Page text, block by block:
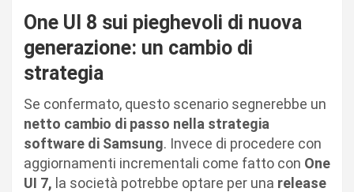
One UI 8 sui pieghevoli di nuova
generazione: un cambio di
strategia
Se confermato, questo scenario segnerebbe un
netto cambio di passo nella strategia
software di Samsung. Invece di procedere con
aggiornamenti incrementali come fatto con One
UI 7, la società potrebbe optare per una release